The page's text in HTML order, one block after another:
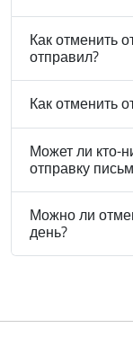
Как отменить
отправил?
Как отменить
Может ли кто-
отправку
Можно ли
день?